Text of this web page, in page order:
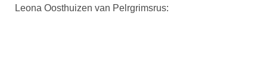
Leona Oosthuizen van Pelrgrimsrus: